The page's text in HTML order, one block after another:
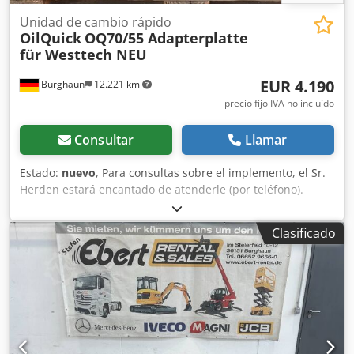
Burghaun 12.221 km
Unidad de cambio rápido
OilQuick OQ70/55 Adapterplatte
für Westtech NEU
EUR 4.190
precio fijo IVA no incluído
Consultar Llamar
Estado: nuevo, Para consultas sobre el implemento, el Sr.
Herden estará encantado de atenderle (por teléfono).
OilQuick OQ70-55 placa adaptadora / adaptador
atornillado / NUEVO / en stock y disponible de inmediato
Precio: 4.190,00 € neto / 4.986,10 € bruto Dsdpjyl Hgyjfx
Apqjck Dibujo del patrón de orificios disponible en las
fotos. - 2x enchufes de 1/2" - 2x enchufes poliméricos de
3/4" - 2x enchufes de 1" - También disponible en stock con
enchufe para línea de retorno de aceite! Suplemento:
440,00 € neto - Clase de excavadora: 18 a 32 toneladas -
Peso: 302 kg Compatible con numerosos implementos
Clasificado